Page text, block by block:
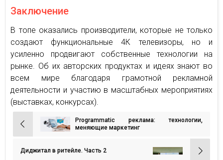
Заключение
В топе оказались производители, которые не только
создают функциональные 4К телевизоры, но и
усиленно продвигают собственные технологии на
рынке. Об их авторских продуктах и идеях знают во
всем мире благодаря грамотной рекламной
деятельности и участию в масштабных мероприятиях
(выставках, конкурсах).
Навигация
по
записям
Programmatic реклама: технологии,
меняющие маркетинг
Диджитал в ритейле. Часть 2